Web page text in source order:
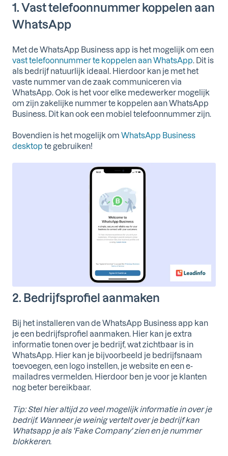
1. Vast telefoonnummer koppelen aan
WhatsApp
Met de WhatsApp Business app is het mogelijk om een
vast telefoonnummer te koppelen aan WhatsApp. Dit is
als bedrijf natuurlijk ideaal. Hierdoor kan je met het
vaste nummer van de zaak communiceren via
WhatsApp. Ook is het voor elke medewerker mogelijk
om zijn zakelijke nummer te koppelen aan WhatsApp
Business. Dit kan ook een mobiel telefoonnummer zijn.
Bovendien is het mogelijk om WhatsApp Business
desktop te gebruiken!
2. Bedrijfsprofiel aanmaken
Bij het installeren van de WhatsApp Business app kan
je een bedrijfsprofiel aanmaken. Hier kan je extra
informatie tonen over je bedrijf, wat zichtbaar is in
WhatsApp. Hier kan je bijvoorbeeld je bedrijfsnaam
toevoegen, een logo instellen, je website en een e-
mailadres vermelden. Hierdoor ben je voor je klanten
nog beter bereikbaar.
Tip: Stel hier altijd zo veel mogelijk informatie in over je
bedrijf. Wanneer je weinig vertelt over je bedrijf kan
Whatsapp je als 'Fake Company' zien en je nummer
blokkeren.